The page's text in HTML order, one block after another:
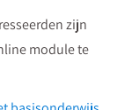
zijn
module te